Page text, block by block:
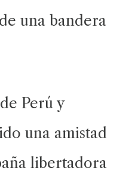
una bandera
Perú y
una amistad
libertadora